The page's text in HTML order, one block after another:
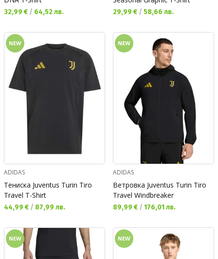
Текуща цена:
32,99 € / 64,52 лв. Текуща цена:
29,99 € / 58,66 лв.
NEW
ADIDAS
Тениска Juventus Turin Tiro
Travel T-Shirt
Текуща цена:
44,99 € / 87,99 лв.
NEW
ADIDAS
Ветровка Juventus Turin Tiro
Travel Windbreaker
Текуща цена:
89,99 € / 176,01 лв.
NEW NEW